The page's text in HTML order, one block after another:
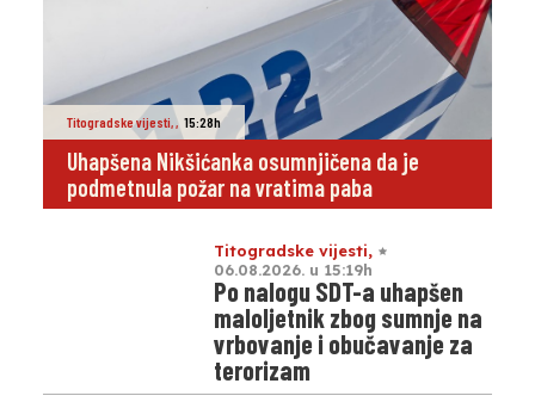
Titogradske vijesti,, 15:28h
Uhapšena Nikšićanka osumnjičena da je
podmetnula požar na vratima paba
Titogradske vijesti,
06.08.2026. u 15:19h
Po nalogu SDT-a uhapšen
maloljetnik zbog sumnje na
vrbovanje i obučavanje za
terorizam